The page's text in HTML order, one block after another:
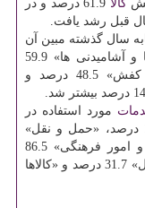
كالا
61.9 درصد و در
سال گذشته مبین آن
است كه این شاخص در گروه «خوراكی ها و آشامیدنی ها» 59.9
درصد، «دخانیات» 150.8درصد، «پوشاك و كفش» 48.5 درصد و
مورد استفاده در
خانه» 83.1 درصد، «بهداشت و درمان» 19.6 درصد، «حمل و نقل»
58.6 درصد، «ارتباطات» 45 درصد، «تفریح و امور فرهنگی» 86.5
درصد، «تحصیل» 24.2 درصد، «رستوران و هتل» 31.7 درصد و «كالاها